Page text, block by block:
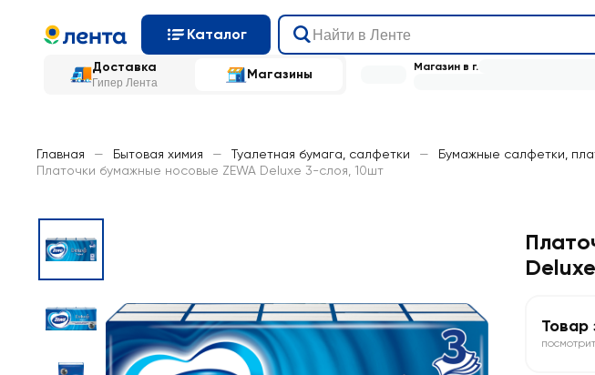
Каталог
Доставка
Гипер Лента
Магазины Магазин в г.
Главная — Бытовая химия — Туалетная бумага, салфетки — Бумажные салфетки,
Платочки бумажные носовые ZEWA Deluxe 3-слоя, 10шт
Товар